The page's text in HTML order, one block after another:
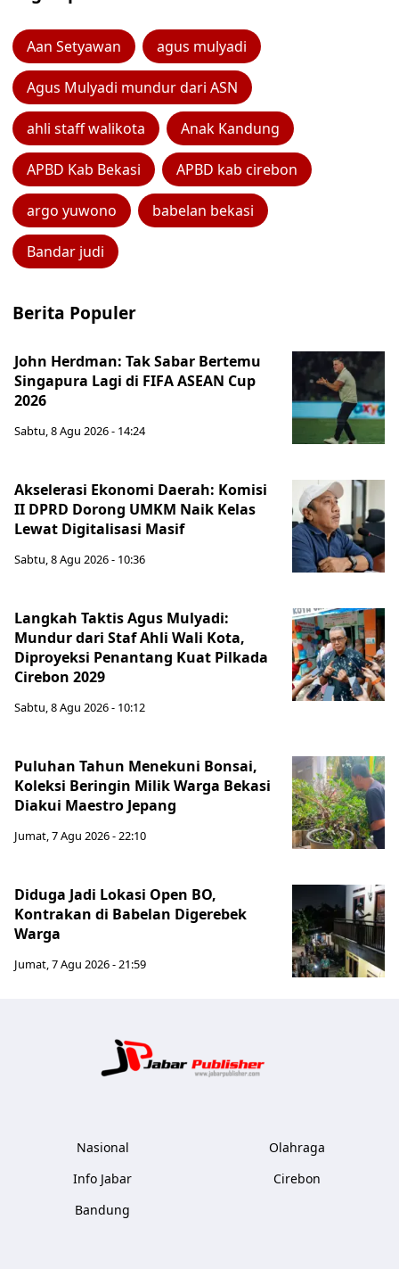
Aan Setyawan agus mulyadi
Agus Mulyadi mundur dari ASN
ahli staff walikota Anak Kandung
APBD Kab Bekasi APBD kab cirebon
argo yuwono babelan bekasi
Bandar judi
Berita Populer
John Herdman: Tak Sabar Bertemu
Singapura Lagi di FIFA ASEAN Cup
2026
Sabtu, 8 Agu 2026 - 14:24
Akselerasi Ekonomi Daerah: Komisi
II DPRD Dorong UMKM Naik Kelas
Lewat Digitalisasi Masif
Sabtu, 8 Agu 2026 - 10:36
Langkah Taktis Agus Mulyadi:
Mundur dari Staf Ahli Wali Kota,
Diproyeksi Penantang Kuat Pilkada
Cirebon 2029
Sabtu, 8 Agu 2026 - 10:12
Puluhan Tahun Menekuni Bonsai,
Koleksi Beringin Milik Warga Bekasi
Diakui Maestro Jepang
Jumat, 7 Agu 2026 - 22:10
Diduga Jadi Lokasi Open BO,
Kontrakan di Babelan Digerebek
Warga
Jumat, 7 Agu 2026 - 21:59
Nasional
Info Jabar
Bandung
Olahraga
Cirebon